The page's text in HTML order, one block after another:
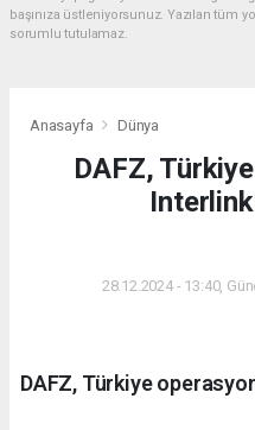
başınıza üstleniyorsunuz. Yazılan
sorumlu tutulamaz.
Anasayfa Dünya
DAFZ,
28.12.2024 - 13:40,
DAFZ, Türkiye